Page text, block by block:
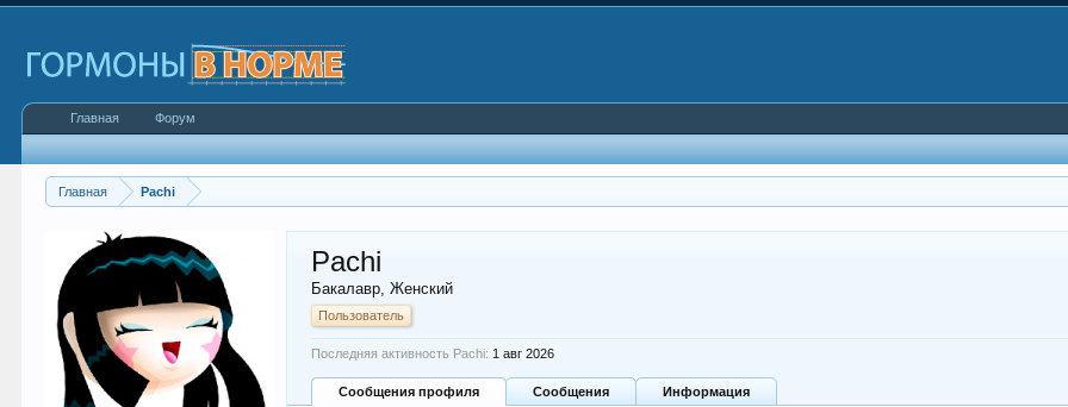
Главная Pachi
Pachi
Бакалавр, Женский
Пользователь
Последняя активность Pachi: 1 авг 2026
Сообщения профиля Сообщения Информация
Главная Форум